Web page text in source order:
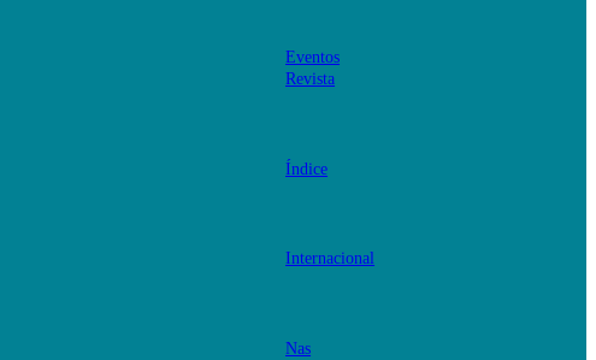
Eventos
Revista
Índice
Internacional
Nas